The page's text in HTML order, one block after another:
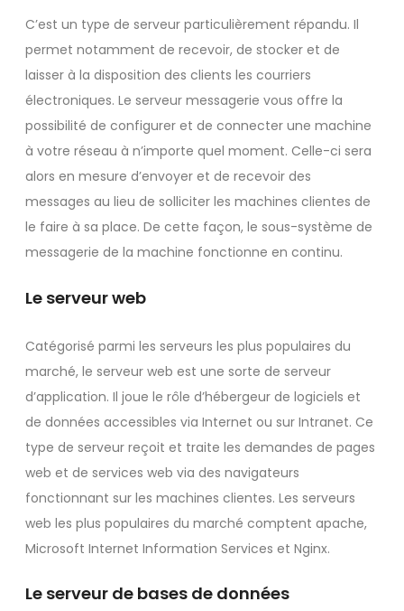
C’est un type de serveur particulièrement répandu. Il
permet notamment de recevoir, de stocker et de
laisser à la disposition des clients les courriers
électroniques. Le serveur messagerie vous offre la
possibilité de configurer et de connecter une machine
à votre réseau à n’importe quel moment. Celle-ci sera
alors en mesure d’envoyer et de recevoir des
messages au lieu de solliciter les machines clientes de
le faire à sa place. De cette façon, le sous-système de
messagerie de la machine fonctionne en continu.
Le serveur web
Catégorisé parmi les serveurs les plus populaires du
marché, le serveur web est une sorte de serveur
d’application. Il joue le rôle d’hébergeur de logiciels et
de données accessibles via Internet ou sur Intranet. Ce
type de serveur reçoit et traite les demandes de pages
web et de services web via des navigateurs
fonctionnant sur les machines clientes. Les serveurs
web les plus populaires du marché comptent apache,
Microsoft Internet Information Services et Nginx.
Le serveur de bases de données